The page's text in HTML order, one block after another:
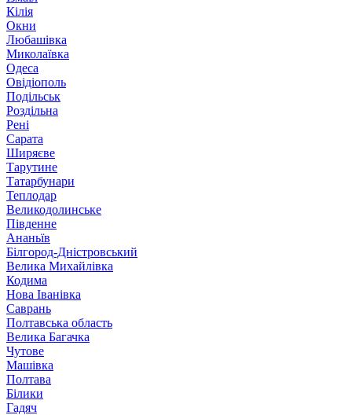
Кілія
Окни
Любашівка
Миколаївка
Одеса
Овідіополь
Подільськ
Роздільна
Рені
Сарата
Ширяєве
Тарутине
Татарбунари
Теплодар
Великодолинське
Південне
Ананьїв
Білгород-Дністровський
Велика Михайлівка
Кодима
Нова Іванівка
Саврань
Полтавська область
Велика Багачка
Чутове
Машівка
Полтава
Білики
Гадяч